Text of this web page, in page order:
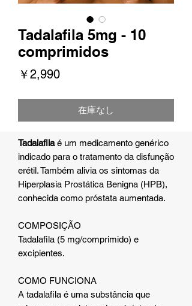
Tadalafila 5mg - 10
comprimidos
￥2,990価
在庫なし
Tadalafilaé um medicamento genérico
indicado para o tratamento da disfunção
erétil. Também alivia os sintomas da
Hiperplasia Prostática Benigna (HPB),
conhecida como próstata aumentada.
COMPOSIÇÃO
Tadalafila (5 mg/comprimido) e
excipientes.
COMO FUNCIONA
A tadalafila é uma substância que